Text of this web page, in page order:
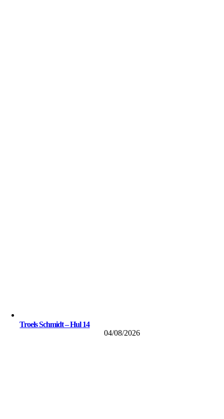
Troels Schmidt – Hul 14
04/08/2026